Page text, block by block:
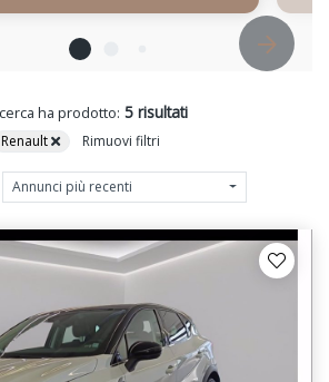
ha prodotto: 5 risultati
Renault Rimuovi filtri
Annunci più recenti